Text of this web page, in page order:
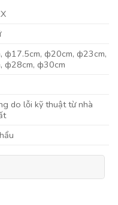
ф17.5cm, ф20cm, ф23cm,
ф28cm, ф30cm
do lỗi kỹ thuật từ nhà